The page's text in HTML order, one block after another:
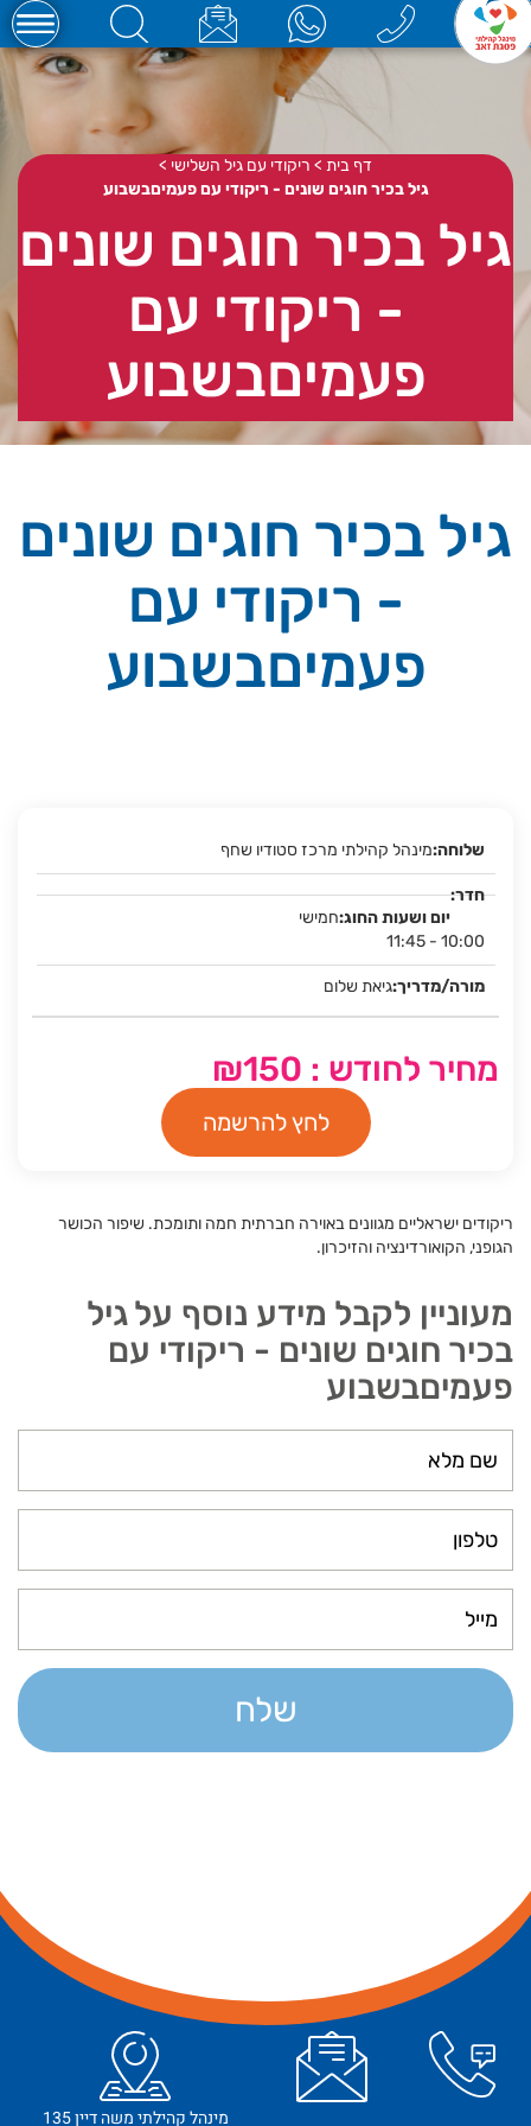
דף בית > ריקודי עם גיל השלישי >
גיל בכיר חוגים שונים - ריקודי עם פעמיםבשבוע
גיל בכיר חוגים שונים
- ריקודי עם
פעמיםבשבוע
גיל בכיר חוגים שונים
- ריקודי עם
פעמיםבשבוע
מינהל קהילתי מרכז סטודיו שחף
חמישי
11:45 - 10:00
גיאת שלום
מחיר לחודש : ₪150
לחץ להרשמה
ריקודים ישראליים מגוונים באוירה חברתית חמה ותומכת. שיפור הכושר
הגופני, הקואורדינציה והזיכרון.
מעוניין לקבל מידע נוסף על גיל
בכיר חוגים שונים - ריקודי עם
פעמיםבשבוע
שלח
מינהל קהילתי משה דיין 135